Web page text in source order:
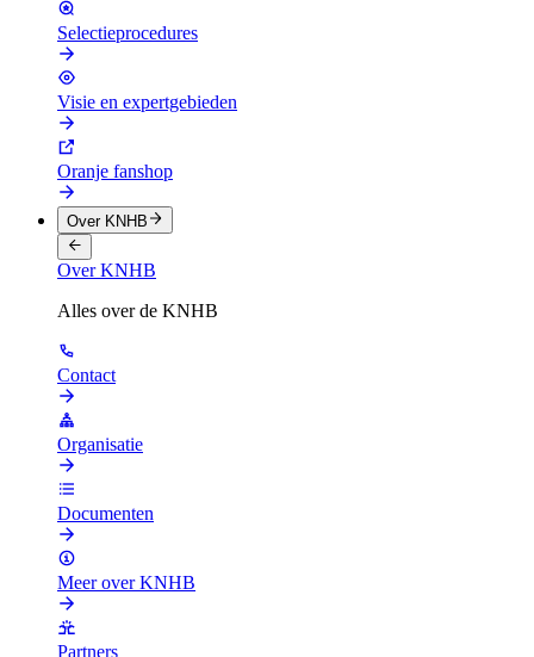
Selectieprocedures
Visie en expertgebieden
Oranje fanshop
Over KNHB
Over KNHB
Alles over de KNHB
Contact
Organisatie
Documenten
Meer over KNHB
Partners